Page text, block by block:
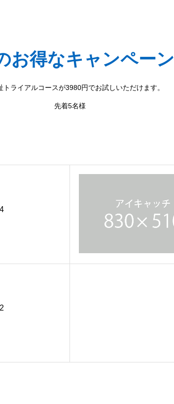
お得なキャンペーン
トライアルコースが3980円でお試しいただけます。
先着5名様